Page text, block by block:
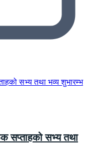
सप्ताहको सभ्य तथा